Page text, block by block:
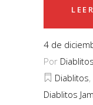
4 de
Por Diablitos
Diablitos,
Diablitos